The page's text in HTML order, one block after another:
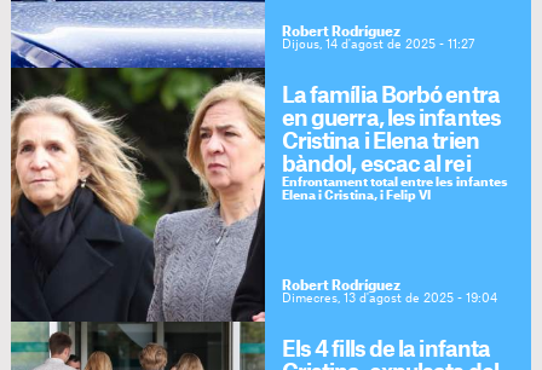
Robert Rodríguez
Dijous, 14 d'agost de 2025 - 11:27
La família Borbó entra
en guerra, les infantes
Cristina i Elena trien
bàndol, escac al rei
Enfrontament total entre les infantes
Elena i Cristina, i Felip VI
Robert Rodríguez
Dimecres, 13 d'agost de 2025 - 19:04
Els 4 fills de la infanta